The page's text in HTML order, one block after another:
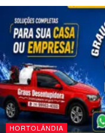
HORTOLÂNDIA